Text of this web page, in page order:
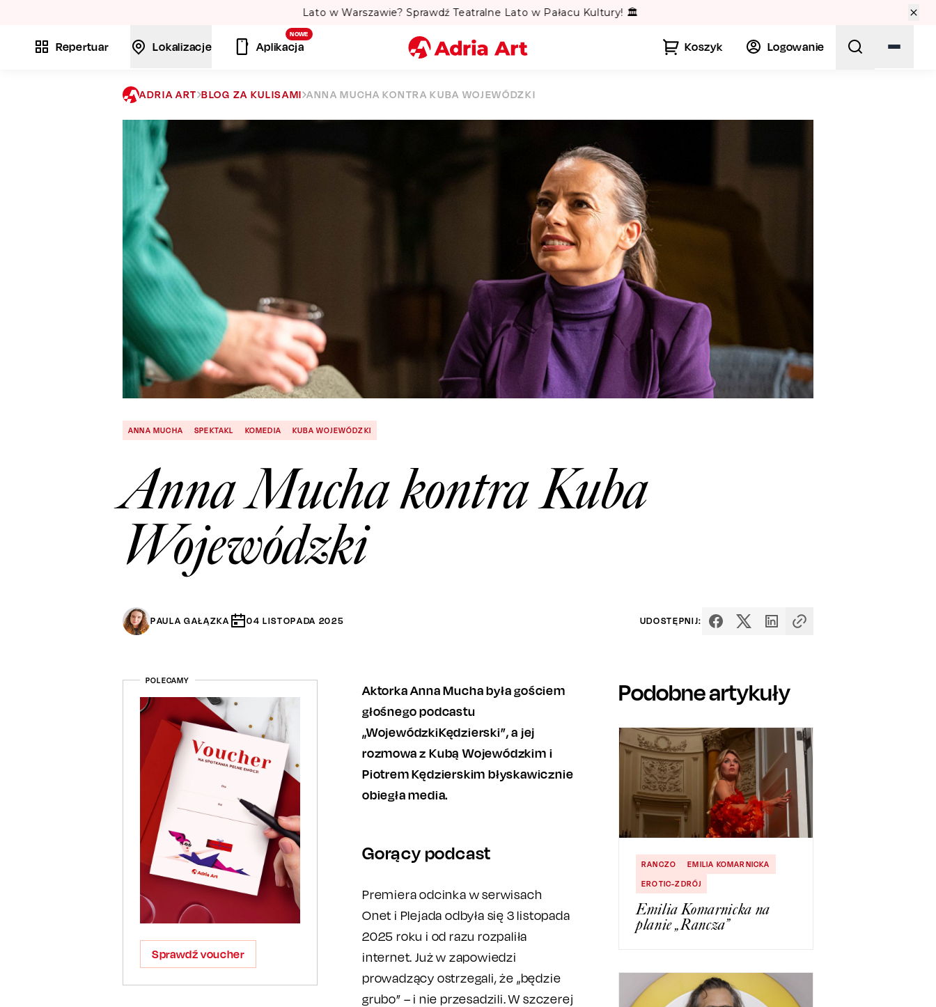
Lato w Warszawie? Sprawdź Teatralne Lato w Pałacu Kultury! 🏛️
Repertuar Lokalizacje
NOWE
Aplikacja Koszyk Logowanie
Miasto
Szukaj
ADRIA ART BLOG ZA KULISAMI ANNA MUCHA KONTRA KUBA WOJEWÓDZKI
ANNA MUCHA SPEKTAKL KOMEDIA KUBA WOJEWÓDZKI
Anna Mucha kontra Kuba
Wojewódzki
PAULA GAŁĄZKA 04 LISTOPADA 2025 UDOSTĘPNIJ:
POLECAMY
Sprawdź voucher
Aktorka Anna Mucha była gościem
głośnego podcastu
„WojewódzkiKędzierski”, a jej
rozmowa z Kubą Wojewódzkim i
Piotrem Kędzierskim błyskawicznie
obiegła media.
Gorący podcast
Premiera odcinka w serwisach
Onet i Plejada odbyła się 3 listopada
2025 roku i od razu rozpaliła
internet. Już w zapowiedzi
prowadzący ostrzegali, że „będzie
grubo” – i nie przesadzili. W szczerej
Podobne artykuły
RANCZO
EMILIA KOMARNICKA
EROTIC-ZDRÓJ
Emilia Komarnicka na
planie „Rancza”